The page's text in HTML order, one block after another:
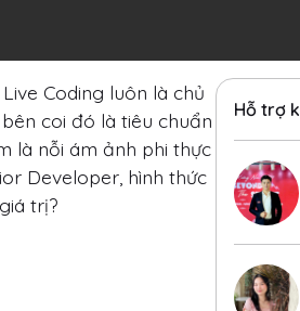
Coding luôn là chủ
coi đó là tiêu chuẩn
là nỗi ám ảnh phi thực
Developer, hình thức
trị?
Hỗ trợ